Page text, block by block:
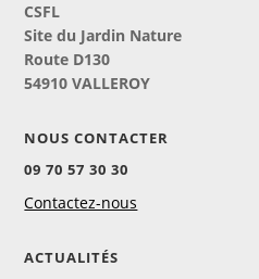
CSFL
Site du Jardin Nature
Route D130
54910 VALLEROY
NOUS CONTACTER
09 70 57 30 30
Contactez-nous
ACTUALITÉS